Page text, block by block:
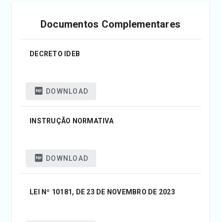
Documentos Complementares
DECRETO IDEB
DOWNLOAD
INSTRUÇÃO NORMATIVA
DOWNLOAD
LEI Nº 10181, DE 23 DE NOVEMBRO DE 2023